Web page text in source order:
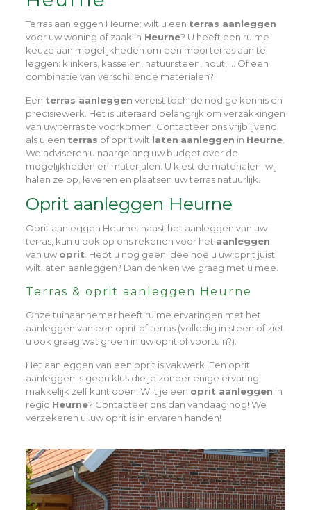
Terras aanleggen Heurne: wilt u een terras aanleggen
voor uw woning of zaak in Heurne? U heeft een ruime
keuze aan mogelijkheden om een mooi terras aan te
leggen: klinkers, kasseien, natuursteen, hout, … Of een
combinatie van verschillende materialen?
Een terras aanleggen vereist toch de nodige kennis en
precisiewerk. Het is uiteraard belangrijk om verzakkingen
van uw terras te voorkomen. Contacteer ons vrijblijvend
als u een terras of oprit wilt laten aanleggen in Heurne.
We adviseren u naargelang uw budget over de
mogelijkheden en materialen. U kiest de materialen, wij
halen ze op, leveren en plaatsen uw terras natuurlijk.
Oprit aanleggen Heurne
Oprit aanleggen Heurne: naast het aanleggen van uw
terras, kan u ook op ons rekenen voor het aanleggen
van uw oprit . Hebt u nog geen idee hoe u uw oprit juist
wilt laten aanleggen? Dan denken we graag met u mee.
Terras & oprit aanleggen Heurne
Onze tuinaannemer heeft ruime ervaringen met het
aanleggen van een oprit of terras (volledig in steen of ziet
u ook graag wat groen in uw oprit of voortuin?).
Het aanleggen van een oprit is vakwerk. Een oprit
aanleggen is geen klus die je zonder enige ervaring
makkelijk zelf kunt doen. Wilt je een oprit aanleggen in
regio Heurne? Contacteer ons dan vandaag nog! We
verzekeren u: uw oprit is in ervaren handen!